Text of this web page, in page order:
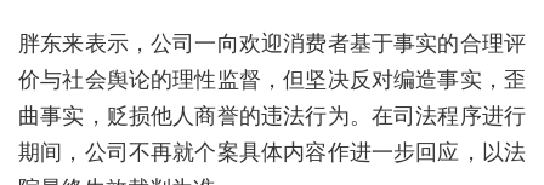
胖东来表示，公司一向欢迎消费者基于事实的合理评
价与社会舆论的理性监督，但坚决反对编造事实，歪
曲事实，贬损他人商誉的违法行为。在司法程序进行
期间，公司不再就个案具体内容作进一步回应，以法